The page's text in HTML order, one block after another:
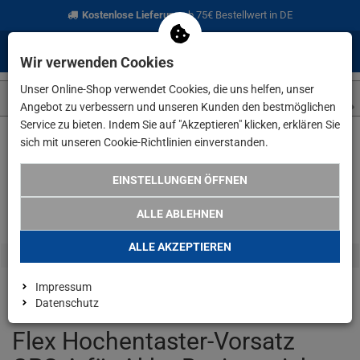
Kostenlose Lieferungab 75€ Bestellwert in DE
Flex Hochentaster-Vorsatz
Wir verwenden Cookies
Unser Online-Shop verwendet Cookies, die uns helfen, unser
Angebot zu verbessern und unseren Kunden den bestmöglichen
Service zu bieten. Indem Sie auf "Akzeptieren" klicken, erklären Sie
sich mit unseren Cookie-Richtlinien einverstanden.
EINSTELLUNGEN ÖFFNEN
ALLE ABLEHNEN
ALLE AKZEPTIEREN
Impressum
Datenschutz